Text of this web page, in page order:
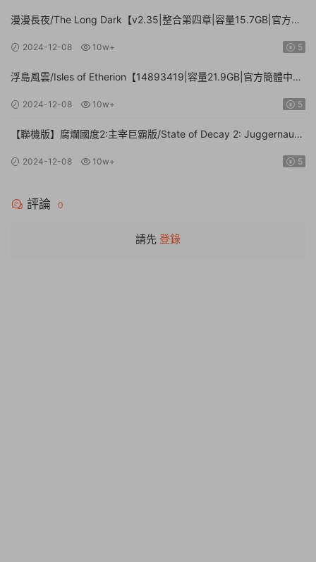
漫漫長夜/The Long Dark【v2.35|整合第四章|容量15.7GB|官方簡
2024-12-08 10w+ 5
浮島風雲/Isles of Etherion【14893419|容量21.9GB|官方簡體中
2024-12-08 10w+ 5
【聯機版】腐爛國度2:主宰巨霸版/State of Decay 2: Juggernaut
2024-12-08 10w+ 5
評論 0
請先 登錄